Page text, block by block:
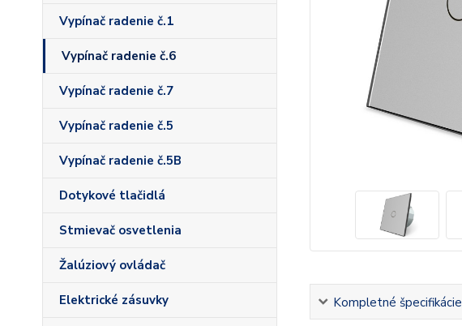
Vypínač radenie č.1
Vypínač radenie č.6
Vypínač radenie č.7
Vypínač radenie č.5
Vypínač radenie č.5B
Dotykové tlačidlá
Stmievač osvetlenia
Žalúziový ovládač
Elektrické zásuvky Kompletné špecifikácie